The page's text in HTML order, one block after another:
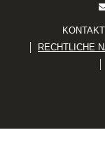
KONTAKT
RECHTLICHE